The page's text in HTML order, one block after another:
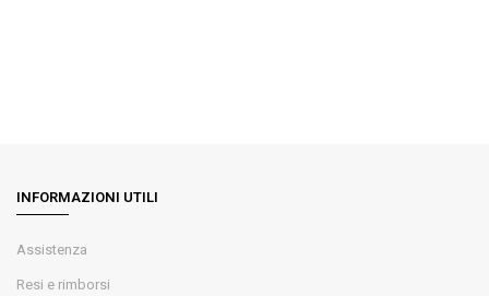
INFORMAZIONI UTILI
Assistenza
Resi e rimborsi